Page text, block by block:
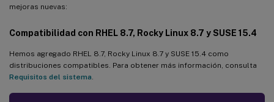
mejoras nuevas:
Compatibilidad con RHEL 8.7, Rocky Linux 8.7 y SUSE 15.4
Hemos agregado RHEL 8.7, Rocky Linux 8.7 y SUSE 15.4 como
distribuciones compatibles. Para obtener más información, consulta
Requisitos del sistema